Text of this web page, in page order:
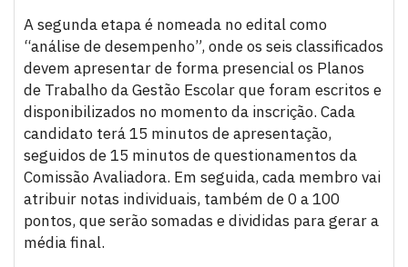
A segunda etapa é nomeada no edital como
“análise de desempenho”, onde os seis classificados
devem apresentar de forma presencial os Planos
de Trabalho da Gestão Escolar que foram escritos e
disponibilizados no momento da inscrição. Cada
candidato terá 15 minutos de apresentação,
seguidos de 15 minutos de questionamentos da
Comissão Avaliadora. Em seguida, cada membro vai
atribuir notas individuais, também de 0 a 100
pontos, que serão somadas e divididas para gerar a
média final.